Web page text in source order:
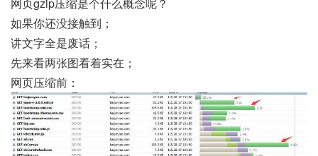
如果你还没接触到；
讲文字全是废话；
先来看两张图看着实在；
网页压缩前：